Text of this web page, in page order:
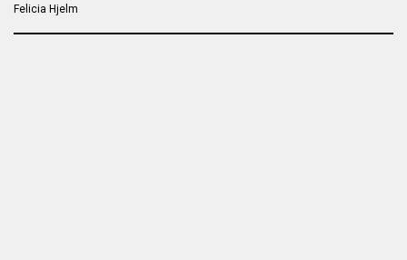
Felicia Hjelm